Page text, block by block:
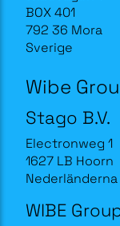
BOX 401
792 36 Mora
Sverige
Wibe
Stago B.V.
Electronweg 1
1627 LB Hoorn
Nederländerna
WIBE